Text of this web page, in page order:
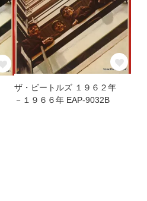
ザ・ビートルズ １９６２年
－１９６６年 EAP-9032B